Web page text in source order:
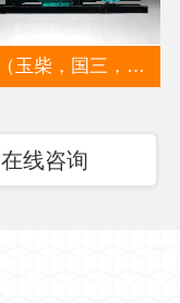
800KW（玉柴，国三，裸机）
在线咨询